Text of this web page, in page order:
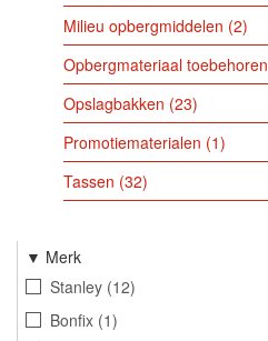
Milieu opbergmiddelen 2
Opbergmateriaal toebehoren
Opslagbakken 23
Promotiematerialen 1
Tassen 32
Merk
Stanley 12
Bonfix 1